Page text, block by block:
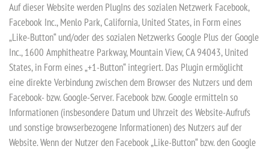
Auf dieser Website werden PlugIns des sozialen Netzwerk Facebook,
Facebook Inc., Menlo Park, California, United States, in Form eines
„Like-Button“ und/oder des sozialen Netzwerks Google Plus der Google
Inc., 1600 Amphitheatre Parkway, Mountain View, CA 94043, United
States, in Form eines „+1-Button“ integriert. Das Plugin ermöglicht
eine direkte Verbindung zwischen dem Browser des Nutzers und dem
Facebook- bzw. Google-Server. Facebook bzw. Google ermitteln so
Informationen (insbesondere Datum und Uhrzeit des Website-Aufrufs
und sonstige browserbezogene Informationen) des Nutzers auf der
Website. Wenn der Nutzer den Facebook „Like-Button“ bzw. den Google